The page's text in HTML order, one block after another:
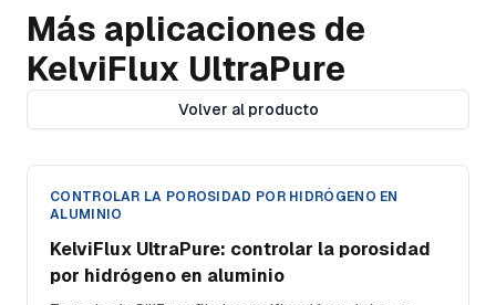
Más aplicaciones de
KelviFlux UltraPure
Volver al producto
CONTROLAR LA POROSIDAD POR HIDRÓGENO EN
ALUMINIO
KelviFlux UltraPure: controlar la porosidad
por hidrógeno en aluminio